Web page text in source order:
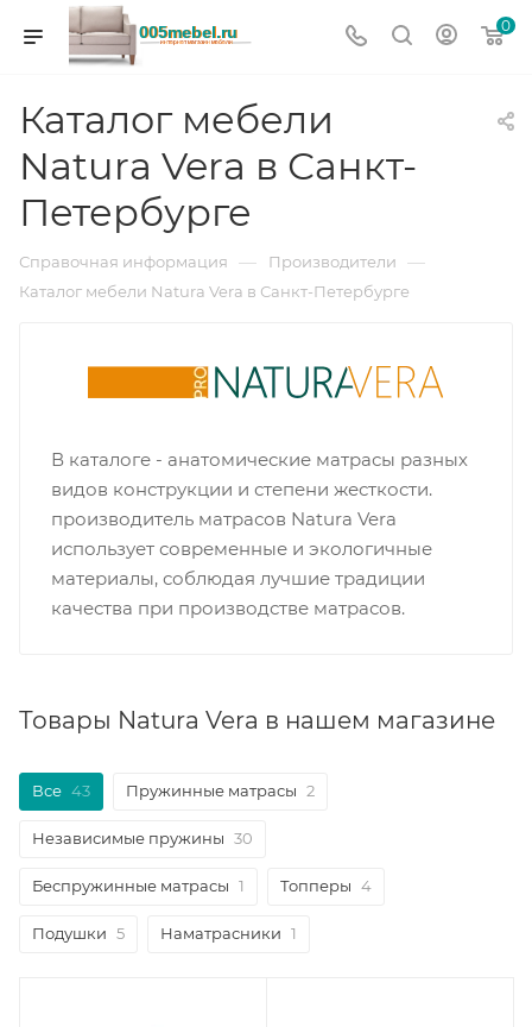
0
Каталог мебели
Natura Vera в Санкт-
Петербурге
Справочная информация — Производители —
Каталог мебели Natura Vera в Санкт-Петербурге
В каталоге - анатомические матрасы разных
видов конструкции и степени жесткости.
производитель матрасов Natura Vera
использует современные и экологичные
материалы, соблюдая лучшие традиции
качества при производстве матрасов.
Товары Natura Vera в нашем магазине
Все 43 Пружинные матрасы 2
Независимые пружины 30
Беспружинные матрасы 1 Топперы 4
Подушки 5 Наматрасники 1